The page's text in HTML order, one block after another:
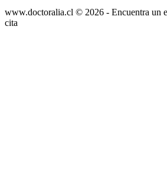
www.doctoralia.cl © 2026 - Encuentra un
cita